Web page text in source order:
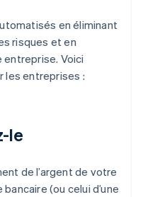
en éliminant
risques et en
Voici
les entreprises :
le
de l’argent de votre
(ou celui d’une